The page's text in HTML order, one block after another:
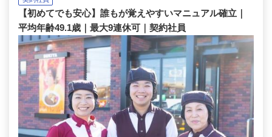
【初めてでも安心】誰もが覚えやすいマニュアル確立｜
平均年齢49.1歳｜最大9連休可｜契約社員